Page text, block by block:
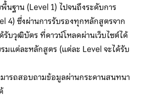
ฐาน (Level 1) ไปจนถึงระดับการ
4) ซึ่งผ่านการรับรองทุกหลักสูตรจาก
รับวุฒิบัตร ที่ดาวน์โหลดผ่านเว็บไซต์ได้
มแต่ละหลักสูตร (แต่ละ Level จะได้รับ
ารถสอบถามข้อมูลผ่านกระดานสนทนา